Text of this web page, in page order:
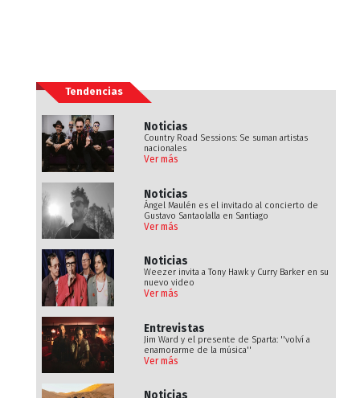
Tendencias
Noticias
Country Road Sessions: Se suman artistas
nacionales
Ver más
Noticias
Ángel Maulén es el invitado al concierto de
Gustavo Santaolalla en Santiago
Ver más
Noticias
Weezer invita a Tony Hawk y Curry Barker en su
nuevo video
Ver más
Entrevistas
Jim Ward y el presente de Sparta: ''volví a
enamorarme de la música''
Ver más